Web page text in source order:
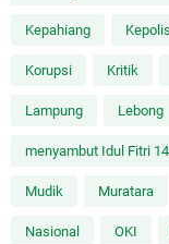
Kepahiang
Korupsi Kritik
Lampung Lebong
menyambut Idul Fitri
Mudik Muratara
Nasional OKI